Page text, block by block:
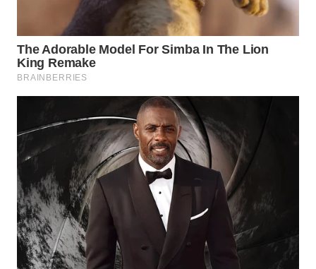
WAHANA
KONSUMEN
WAHANA
WAHANA
TRAVEL
WAHANA
TV
WAHANANEWS
ID